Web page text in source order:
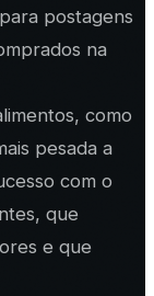
postagens
na
como
pesada a
com o
que
e que